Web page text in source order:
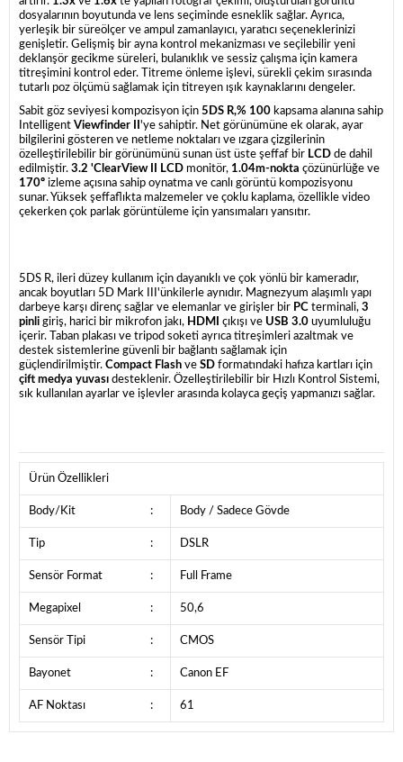
dosyalarının boyutunda ve lens seçiminde esneklik sağlar. Ayrıca,
yerleşik bir süreölçer ve ampul zamanlayıcı, yaratıcı seçeneklerinizi
genişletir. Gelişmiş bir ayna kontrol mekanizması ve seçilebilir yeni
deklanşör gecikme süreleri, bulanıklık ve sessiz çalışma için kamera
titreşimini kontrol eder.
Titreme önleme işlevi, sürekli çekim sırasında
tutarlı poz ölçümü sağlamak için titreyen ışık kaynaklarını dengeler.
Sabit göz seviyesi kompozisyon için 5DS R,% 100 kapsama alanına sahip
Intelligent Viewfinder II 'ye sahiptir. Net görünümüne ek olarak, ayar
bilgilerini gösteren ve netleme noktaları ve ızgara çizgilerinin
özelleştirilebilir bir görünümünü sunan üst üste şeffaf bir LCD de dahil
edilmiştir. 3.2 'ClearView II LCD monitör, 1.04m-nokta çözünürlüğe ve
170º izleme açısına sahip oynatma ve canlı görüntü kompozisyonu
sunar. Yüksek şeffaflıkta malzemeler ve çoklu kaplama, özellikle video
çekerken çok parlak görüntüleme için yansımaları yansıtır.
5DS R, ileri düzey kullanım için dayanıklı ve çok yönlü bir kameradır,
ancak boyutları 5D Mark III'ünkilerle aynıdır. Magnezyum alaşımlı yapı
darbeye karşı direnç sağlar ve elemanlar ve girişler bir PC terminali, 3
pinli giriş, harici bir mikrofon jakı, HDMI çıkışı ve USB 3.0 uyumluluğu
içerir.
Taban plakası ve tripod soketi ayrıca titreşimleri azaltmak ve
destek sistemlerine güvenli bir bağlantı sağlamak için
güçlendirilmiştir. Compact Flash ve SD formatındaki hafıza kartları için
çift medya yuvası desteklenir. Özelleştirilebilir bir Hızlı Kontrol Sistemi,
sık kullanılan ayarlar ve işlevler arasında kolayca geçiş yapmanızı sağlar.
Ürün Özellikleri
Body/Kit : Body / Sadece Gövde
Tip : DSLR
Sensör Format : Full Frame
Megapixel : 50,6
Sensör Tipi : CMOS
Bayonet : Canon EF
AF Noktası : 61